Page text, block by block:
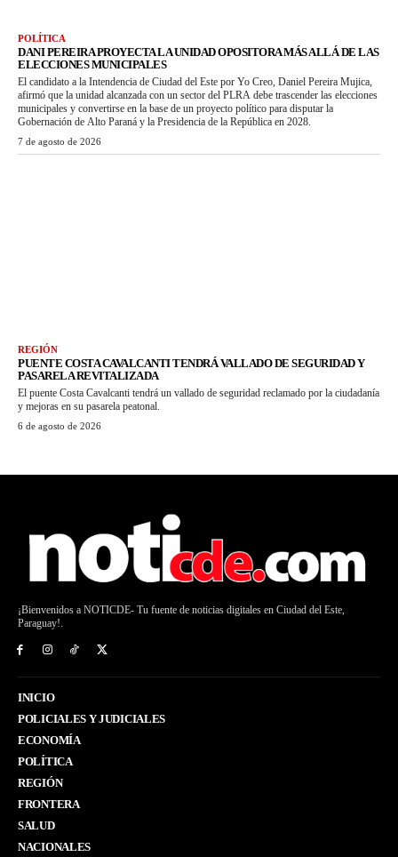
POLÍTICA
DANI PEREIRA PROYECTA LA UNIDAD OPOSITORA MÁS ALLÁ DE LAS
ELECCIONES MUNICIPALES
El candidato a la Intendencia de Ciudad del Este por Yo Creo, Daniel Pereira Mujica,
afirmó que la unidad alcanzada con un sector del PLRA debe trascender las elecciones
municipales y convertirse en la base de un proyecto político para disputar la
Gobernación de Alto Paraná y la Presidencia de la República en 2028.
7 de agosto de 2026
REGIÓN
PUENTE COSTA CAVALCANTI TENDRÁ VALLADO DE SEGURIDAD Y
PASARELA REVITALIZADA
El puente Costa Cavalcanti tendrá un vallado de seguridad reclamado por la ciudadanía
y mejoras en su pasarela peatonal.
6 de agosto de 2026
¡Bienvenidos a NOTICDE- Tu fuente de noticias digitales en Ciudad del Este,
Paraguay!.
INICIO
POLICIALES Y JUDICIALES
ECONOMÍA
POLÍTICA
REGIÓN
FRONTERA
SALUD
NACIONALES